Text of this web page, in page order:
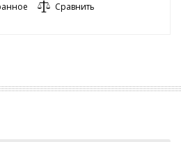
Сравнить